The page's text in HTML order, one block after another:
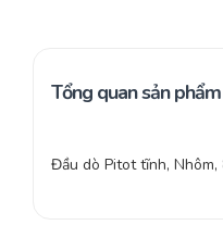
Tổng quan sản phẩm
Đầu dò Pitot tĩnh, Nhôm,